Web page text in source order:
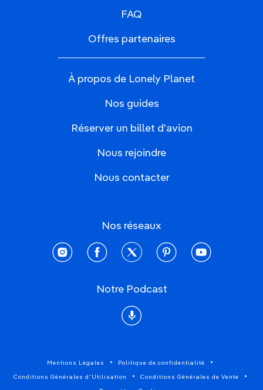
FAQ
Offres partenaires
À propos de Lonely Planet
Nos guides
Réserver un billet d'avion
Nous rejoindre
Nous contacter
Nos réseaux
instagramfacebooktwitter pinterestyoutube
Notre Podcast
Podcast
Mentions Légales Politique de confidentialité
Conditions Générales d'Utilisation Conditions Générales de Vente